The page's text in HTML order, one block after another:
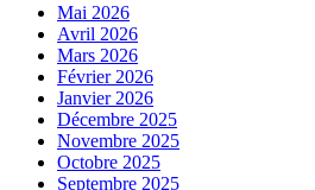
Mai 2026
Avril 2026
Mars 2026
Février 2026
Janvier 2026
Décembre 2025
Novembre 2025
Octobre 2025
Septembre 2025